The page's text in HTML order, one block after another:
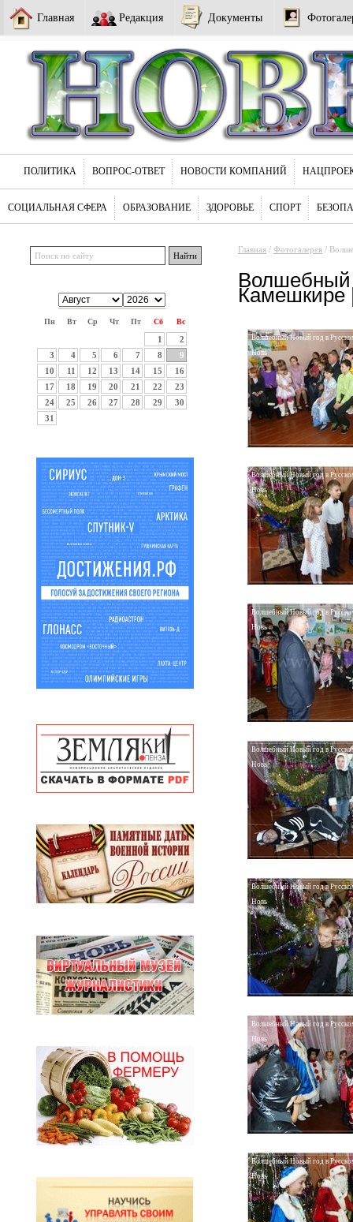
Главная Редакция Документы
ПОЛИТИКА ВОПРОС-ОТВЕТ НОВОСТИ КОМПАНИЙ
СОЦИАЛЬНАЯ СФЕРА ОБРАЗОВАНИЕ ЗДОРОВЬЕ СПОРТ
Пн Вт Ср Чт Пт Сб Вс
1
2
3
4 5 6 7 8
9
10
11 12 13 14 15
16
17
18 19 20 21 22
23
24
25 26 27 28 29
30
31
Главная / Фотогалерея /
Волшебный
Камешкире
Волшебный Новый год в
Новь
Волшебный Новый год в
Новь
Волшебный Новый год в
Новь
Волшебный Новый год в
Новь
Волшебный Новый год в
Новь
Волшебный Новый год в
Новь
Волшебный Новый год в
Новь